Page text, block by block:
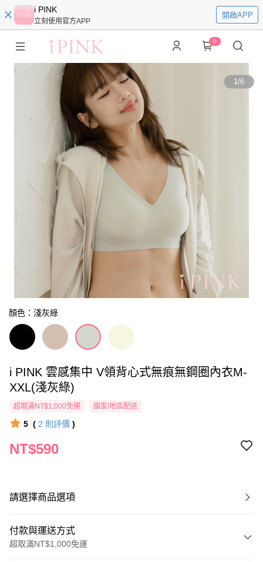
i PINK
立刻使用官方APP
開啟APP
0
1/6
顏色：淺灰綠
i PINK 雲感集中 V領背心式無痕無鋼圈內衣M-
XXL(淺灰綠)
超取滿NT$1,000免運 國家/地區配送
5 ( 2 則評價 )
NT$590
請選擇商品選項
付款與運送方式
超取滿NT$1,000免運